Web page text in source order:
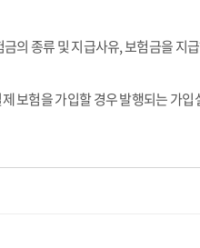
의 종류 및 지급사유, 보험금을 지
보험을 가입할 경우 발행되는 가